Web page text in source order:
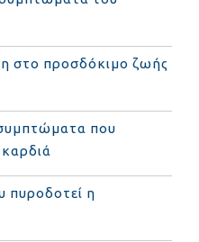
στο προσδόκιμο ζωής
που
πυροδοτεί η